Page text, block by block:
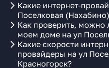
Какие интернет-
Поселковая
Как проверить, можно
моем доме на ул
Какие скорости
провайдеры на ул
Красногорск?